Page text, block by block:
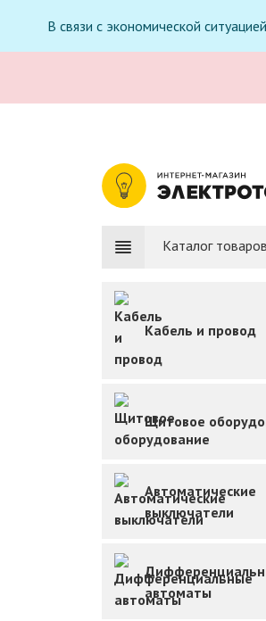
В связи с экономической
Каталог товаров
Кабель и провод
Щитовое
Автоматические
выключатели
автоматы